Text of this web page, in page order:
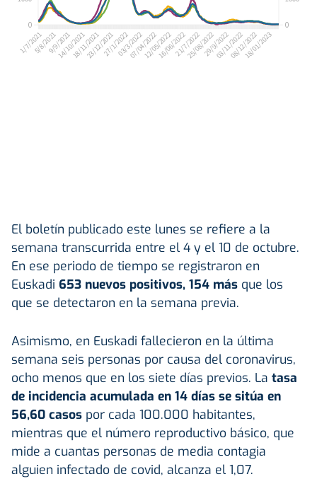
El boletín publicado este lunes se refiere a la
semana transcurrida entre el 4 y el 10 de octubre.
En ese periodo de tiempo se registraron en
Euskadi 653 nuevos positivos, 154 más que los
que se detectaron en la semana previa.
Asimismo, en Euskadi fallecieron en la última
semana seis personas por causa del coronavirus,
ocho menos que en los siete días previos. La tasa
de incidencia acumulada en 14 días se sitúa en
56,60 casos por cada 100.000 habitantes,
mientras que el número reproductivo básico, que
mide a cuantas personas de media contagia
alguien infectado de covid, alcanza el 1,07.